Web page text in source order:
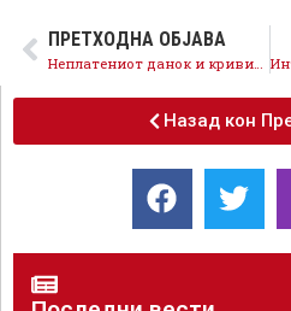
ПРЕТХОДНА ОБЈАВА
Назад кон